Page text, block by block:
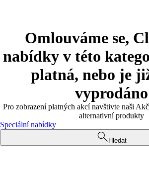
Omlouváme se,
nabídky v této
platná, nebo je
vyprodáno
Pro zobrazení platných akcí navštivte naši
alternativní produkty
Speciální nabídky
Hledat